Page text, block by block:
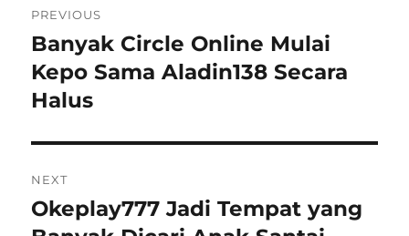
navigation
PREVIOUS
Previous
post:
Banyak Circle Online Mulai
Kepo Sama Aladin138 Secara
Halus
NEXT
Next
Okeplay777 Jadi Tempat yang